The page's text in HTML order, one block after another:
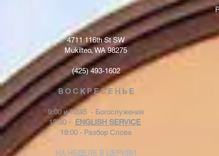
4711 116th St SW
Mukilteo, WA 98275
(425) 493-1602
В О С К Р Е С Е Н Ь Е
9:00 и 10:45 - Богослужения
12:30 - ENGLISH SERVICE
18:00 - Разбор Слова
НА НЕДЕЛЕ В ЦЕРКВИ